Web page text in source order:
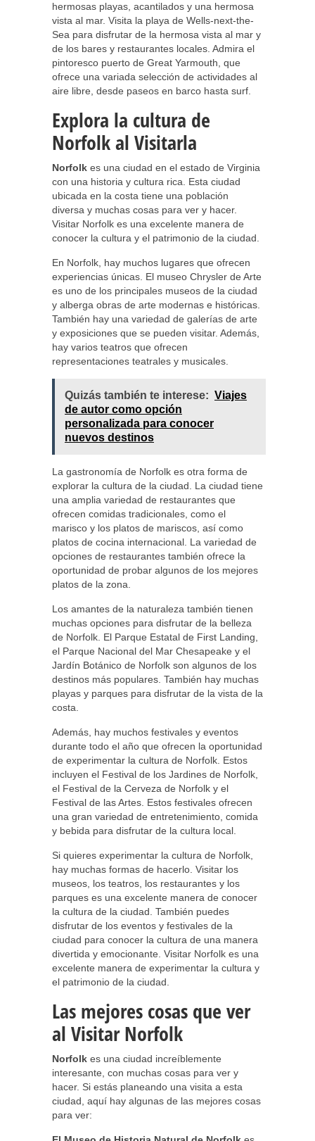
hermosas playas, acantilados y una hermosa
vista al mar. Visita la playa de Wells-next-the-
Sea para disfrutar de la hermosa vista al mar y
de los bares y restaurantes locales. Admira el
pintoresco puerto de Great Yarmouth, que
ofrece una variada selección de actividades al
aire libre, desde paseos en barco hasta surf.
Explora la cultura de
Norfolk al Visitarla
Norfolk es una ciudad en el estado de Virginia
con una historia y cultura rica. Esta ciudad
ubicada en la costa tiene una población
diversa y muchas cosas para ver y hacer.
Visitar Norfolk es una excelente manera de
conocer la cultura y el patrimonio de la ciudad.
En Norfolk, hay muchos lugares que ofrecen
experiencias únicas. El museo Chrysler de Arte
es uno de los principales museos de la ciudad
y alberga obras de arte modernas e históricas.
También hay una variedad de galerías de arte
y exposiciones que se pueden visitar. Además,
hay varios teatros que ofrecen
representaciones teatrales y musicales.
Quizás también te interese: Viajes
de autor como opción
personalizada para conocer
nuevos destinos
La gastronomía de Norfolk es otra forma de
explorar la cultura de la ciudad. La ciudad tiene
una amplia variedad de restaurantes que
ofrecen comidas tradicionales, como el
marisco y los platos de mariscos, así como
platos de cocina internacional. La variedad de
opciones de restaurantes también ofrece la
oportunidad de probar algunos de los mejores
platos de la zona.
Los amantes de la naturaleza también tienen
muchas opciones para disfrutar de la belleza
de Norfolk. El Parque Estatal de First Landing,
el Parque Nacional del Mar Chesapeake y el
Jardín Botánico de Norfolk son algunos de los
destinos más populares. También hay muchas
playas y parques para disfrutar de la vista de la
costa.
Además, hay muchos festivales y eventos
durante todo el año que ofrecen la oportunidad
de experimentar la cultura de Norfolk. Estos
incluyen el Festival de los Jardines de Norfolk,
el Festival de la Cerveza de Norfolk y el
Festival de las Artes. Estos festivales ofrecen
una gran variedad de entretenimiento, comida
y bebida para disfrutar de la cultura local.
Si quieres experimentar la cultura de Norfolk,
hay muchas formas de hacerlo. Visitar los
museos, los teatros, los restaurantes y los
parques es una excelente manera de conocer
la cultura de la ciudad. También puedes
disfrutar de los eventos y festivales de la
ciudad para conocer la cultura de una manera
divertida y emocionante. Visitar Norfolk es una
excelente manera de experimentar la cultura y
el patrimonio de la ciudad.
Las mejores cosas que ver
al Visitar Norfolk
Norfolk es una ciudad increíblemente
interesante, con muchas cosas para ver y
hacer. Si estás planeando una visita a esta
ciudad, aquí hay algunas de las mejores cosas
para ver: